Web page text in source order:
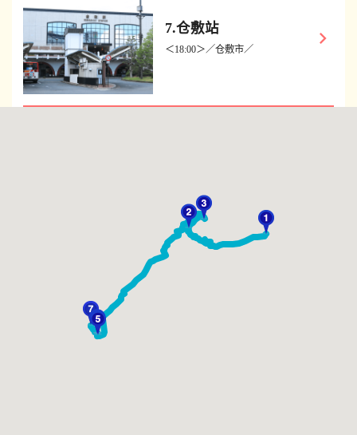
7.仓敷站
＜18:00＞／仓敷市／ keyboard_arrow_right